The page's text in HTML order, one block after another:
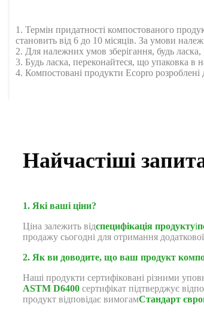
1. Термін придатності компостованого
становить від 6 до 10 місяців. За умови
2. Для належних умов зберігання, будь ласка,
3. Будь ласка, переконайтеся, що упаковка в
4. Компостовані продукти Ecopro
Найчастіші
1. Які ваші ціни?
Ціна залежить відспецифікація продуктуі
продажу сьогодні для отримання
2. Як ви доводите, що ваш продукт
Наші продукти сертифіковані різними
ASTM D6400 сертифікат підтверджує
продукт відповідає вимогамСтандарт